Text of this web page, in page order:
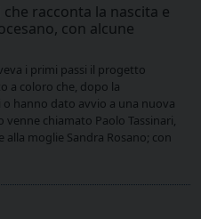
racconta la nascita e
con alcune
i primi passi il progetto
a coloro che, dopo la
hanno dato avvio a una nuova
chiamato Paolo Tassinari,
moglie Sandra Rosano; con